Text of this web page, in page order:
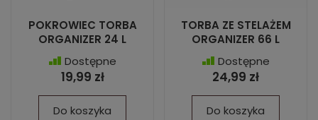
POKROWIEC TORBA
ORGANIZER 24 L
Dostępne
19,99 zł
Do koszyka
TORBA ZE STELAŻEM
ORGANIZER 66 L
Dostępne
24,99 zł
Do koszyka